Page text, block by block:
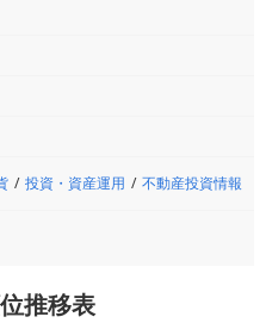
投資・資産運用 不動産投資情報
推移表